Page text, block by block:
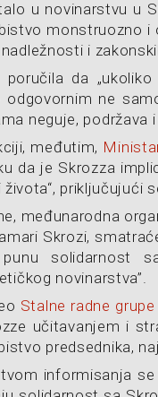
u novinarstvu u
monstruozno i
i
poručila da
odgovornim ne
neguje, podržava
međutim,
da je Skrozza
života“, priključujući
međunarodna
Skrozi,
punu solidarnost
novinarstva”.
Stalne radne
učitavanjem i
predsednika,
informisanja